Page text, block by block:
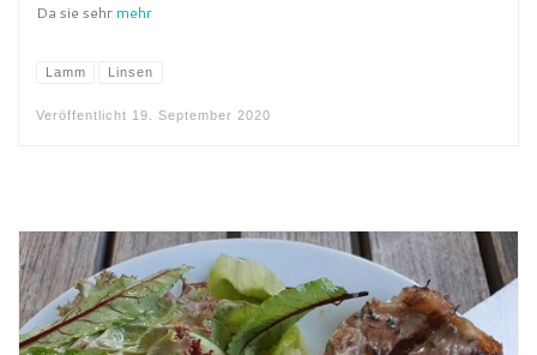
Da sie sehr mehr
Lamm Linsen
Veröffentlicht 19. September 2020